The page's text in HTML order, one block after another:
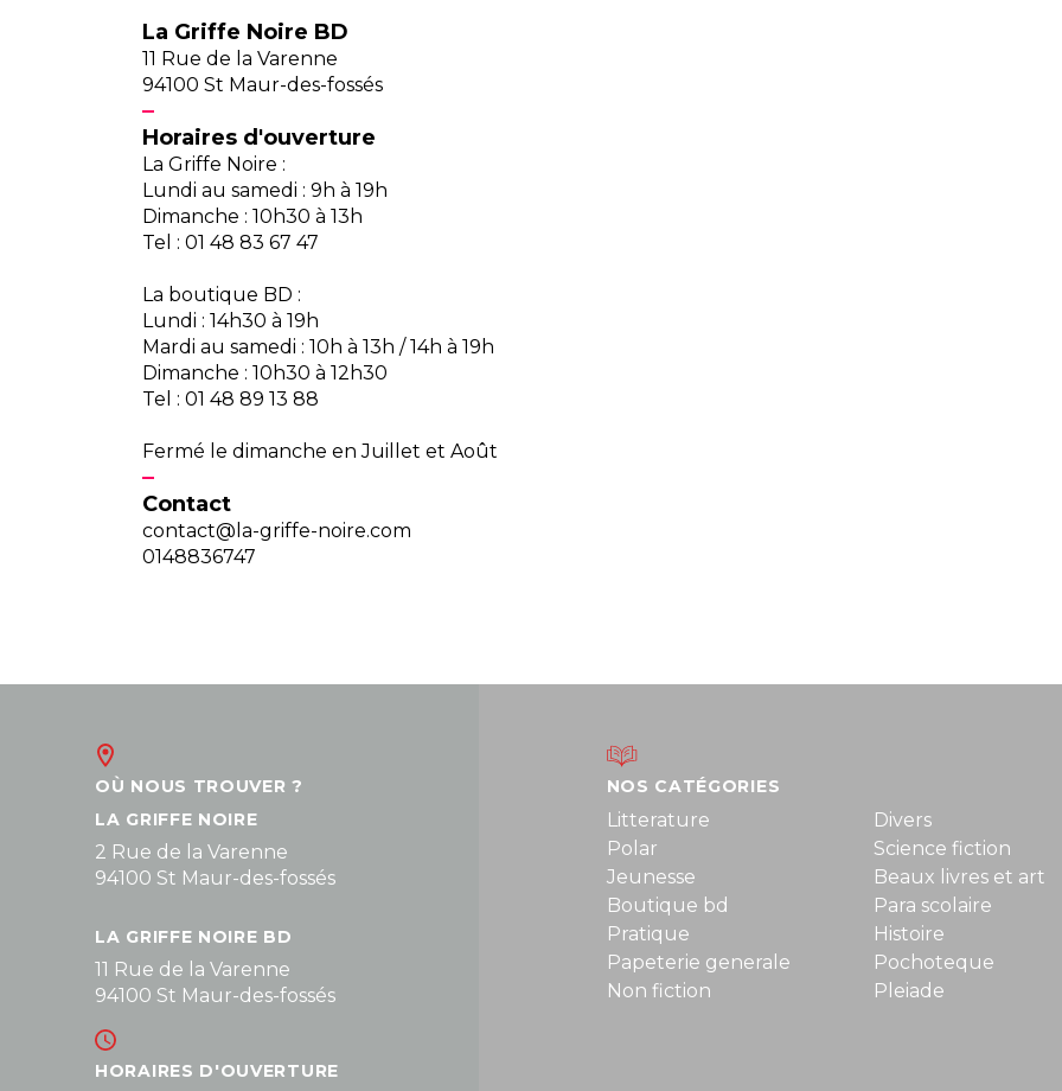
La Griffe Noire BD
11 Rue de la Varenne
94100 St Maur-des-fossés
Horaires d'ouverture
La Griffe Noire :
Lundi au samedi : 9h à 19h
Dimanche : 10h30 à 13h
Tel : 01 48 83 67 47
La boutique BD :
Lundi : 14h30 à 19h
Mardi au samedi : 10h à 13h / 14h à 19h
Dimanche : 10h30 à 12h30
Tel : 01 48 89 13 88
Fermé le dimanche en Juillet et Août
Contact
contact@la-griffe-noire.com
0148836747
OÙ NOUS TROUVER ?
LA GRIFFE NOIRE
2 Rue de la Varenne
94100 St Maur-des-fossés
LA GRIFFE NOIRE BD
11 Rue de la Varenne
94100 St Maur-des-fossés
HORAIRES D'OUVERTURE
NOS CATÉGORIES
Litterature
Polar
Jeunesse
Boutique bd
Pratique
Papeterie generale
Non fiction
Divers
Science fiction
Beaux livres et art
Para scolaire
Histoire
Pochoteque
Pleiade